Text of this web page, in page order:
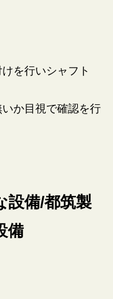
を行いシャフト
か目視で確認を行
設備/都筑製
備